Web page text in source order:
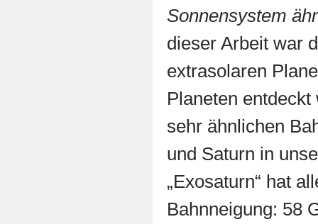
Sonnensystem
dieser Arbeit war
extrasolaren
Planeten
sehr ähnlichen
und Saturn in
„Exosaturn“ hat
Bahnneigung: 58